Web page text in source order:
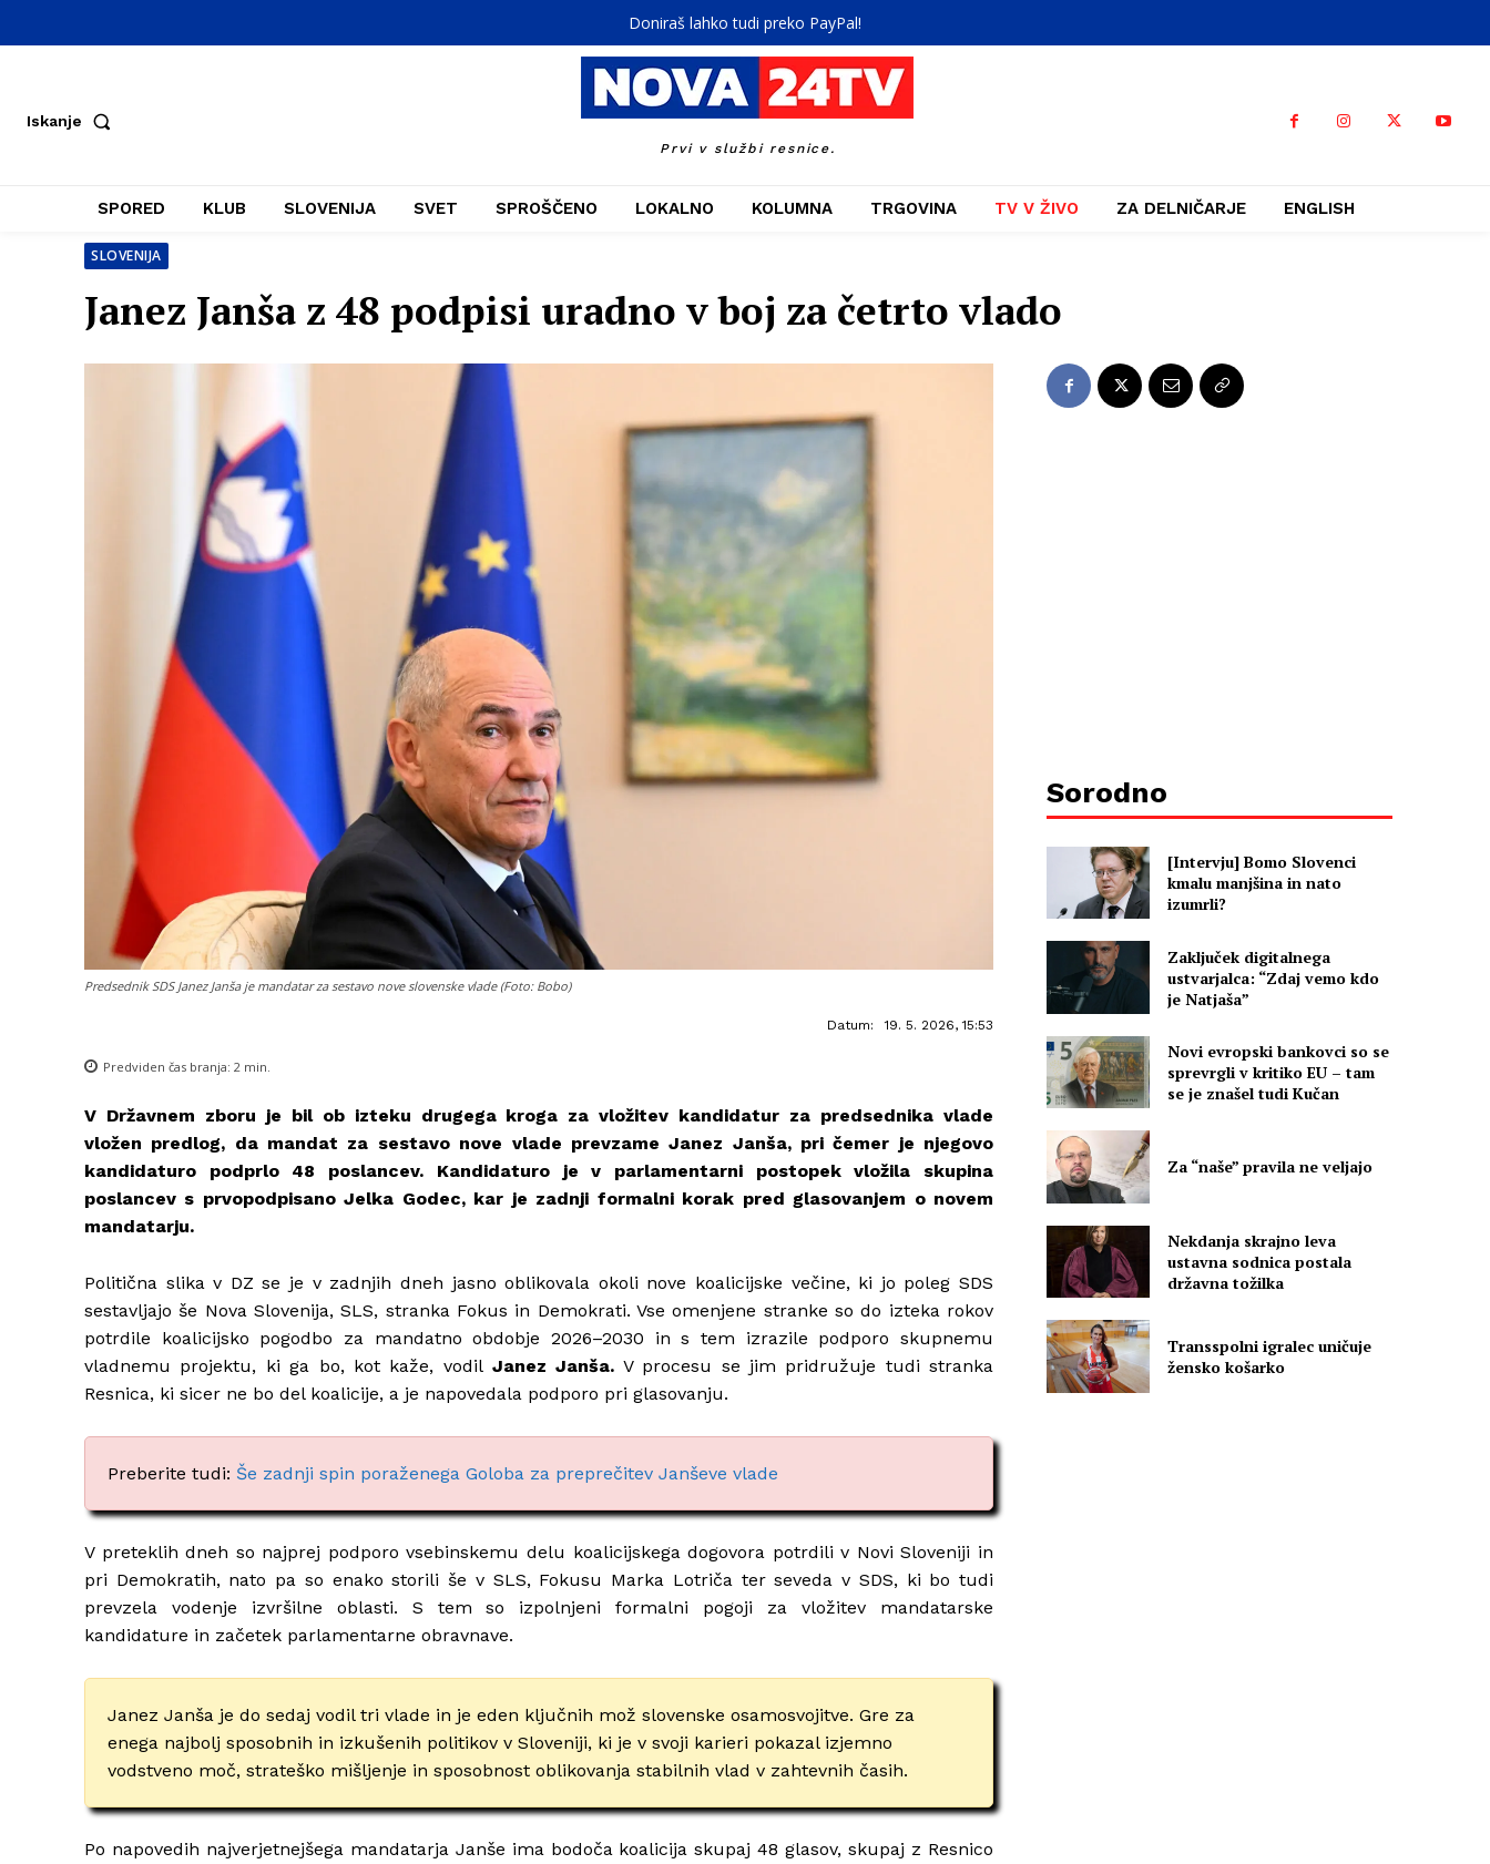
Doniraš lahko tudi preko PayPal!
Iskanje
Prvi v službi resnice.
SPORED KLUB SLOVENIJA SVET SPROŠČENO LOKALNO KOLUMNA TRGOVINA TV V ŽIVO ZA DELNIČARJE ENGLISH
SLOVENIJA
Janez Janša z 48 podpisi uradno v boj za četrto vlado
Predsednik SDS Janez Janša je mandatar za sestavo nove slovenske vlade (Foto: Bobo)
Datum: 19. 5. 2026, 15:53
Predviden čas branja: 2 min.
V Državnem zboru je bil ob izteku drugega kroga za vložitev kandidatur za predsednika vlade
vložen predlog, da mandat za sestavo nove vlade prevzameJanez Janša, pri čemer je njegovo
kandidaturo podprlo 48 poslancev. Kandidaturo je v parlamentarni postopek vložila skupina
poslancev s prvopodpisanoJelka Godec, kar je zadnji formalni korak pred glasovanjem o novem
mandatarju.
Politična slika v DZ se je v zadnjih dneh jasno oblikovala okoli nove koalicijske večine, ki jo poleg SDS
sestavljajo še Nova Slovenija, SLS, stranka Fokus in Demokrati. Vse omenjene stranke so do izteka rokov
potrdile koalicijsko pogodbo za mandatno obdobje 2026–2030 in s tem izrazile podporo skupnemu
vladnemu projektu, ki ga bo, kot kaže, vodilJanez Janša. V procesu se jim pridružuje tudi stranka
Resnica, ki sicer ne bo del koalicije, a je napovedala podporo pri glasovanju.
Preberite tudi: Še zadnji spin poraženega Goloba za preprečitev Janševe vlade
V preteklih dneh so najprej podporo vsebinskemu delu koalicijskega dogovora potrdili v Novi Sloveniji in
pri Demokratih, nato pa so enako storili še v SLS, Fokusu Marka Lotriča ter seveda v SDS, ki bo tudi
prevzela vodenje izvršilne oblasti. S tem so izpolnjeni formalni pogoji za vložitev mandatarske
kandidature in začetek parlamentarne obravnave.
Janez Janša je do sedaj vodil tri vlade in je eden ključnih mož slovenske osamosvojitve. Gre za
enega najbolj sposobnih in izkušenih politikov v Sloveniji, ki je v svoji karieri pokazal izjemno
vodstveno moč, strateško mišljenje in sposobnost oblikovanja stabilnih vlad v zahtevnih časih.
Po napovedih najverjetnejšega mandatarja Janše ima bodoča koalicija skupaj 48 glasov, skupaj z Resnico
Sorodno
[Intervju] Bomo Slovenci
kmalu manjšina in nato
izumrli?
Zaključek digitalnega
ustvarjalca: “Zdaj vemo kdo
je Natjaša”
Novi evropski bankovci so se
sprevrgli v kritiko EU – tam
se je znašel tudi Kučan
Za “naše” pravila ne veljajo
Nekdanja skrajno leva
ustavna sodnica postala
državna tožilka
Transspolni igralec uničuje
žensko košarko